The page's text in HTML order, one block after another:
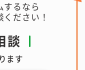
するなら
ださい！
談
ます